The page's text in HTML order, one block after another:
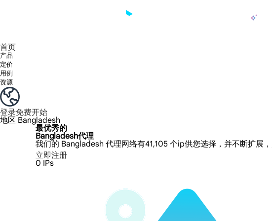
首页
产品
定价
用例
资源
登录免费开始
地区 Bangladesh
最优秀的
Bangladesh代理
我们的 Bangladesh 代理网络有41,105 个ip供您选择，并不断扩展
立即注册
0 IPs